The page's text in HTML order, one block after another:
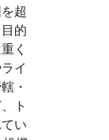
超
的
く
イ
・
ト
い